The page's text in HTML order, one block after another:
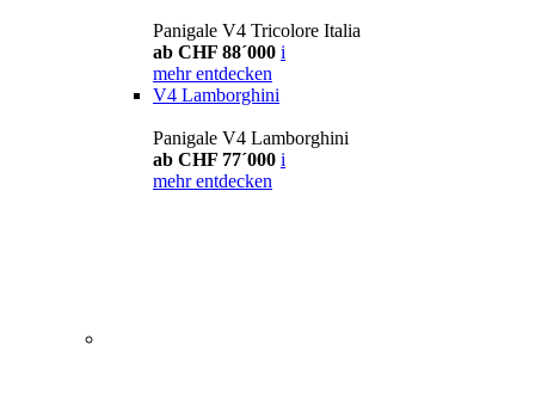
Panigale V4 Tricolore Italia
ab CHF 88´000 i
mehr entdecken
V4 Lamborghini
Panigale V4 Lamborghini
ab CHF 77´000 i
mehr entdecken